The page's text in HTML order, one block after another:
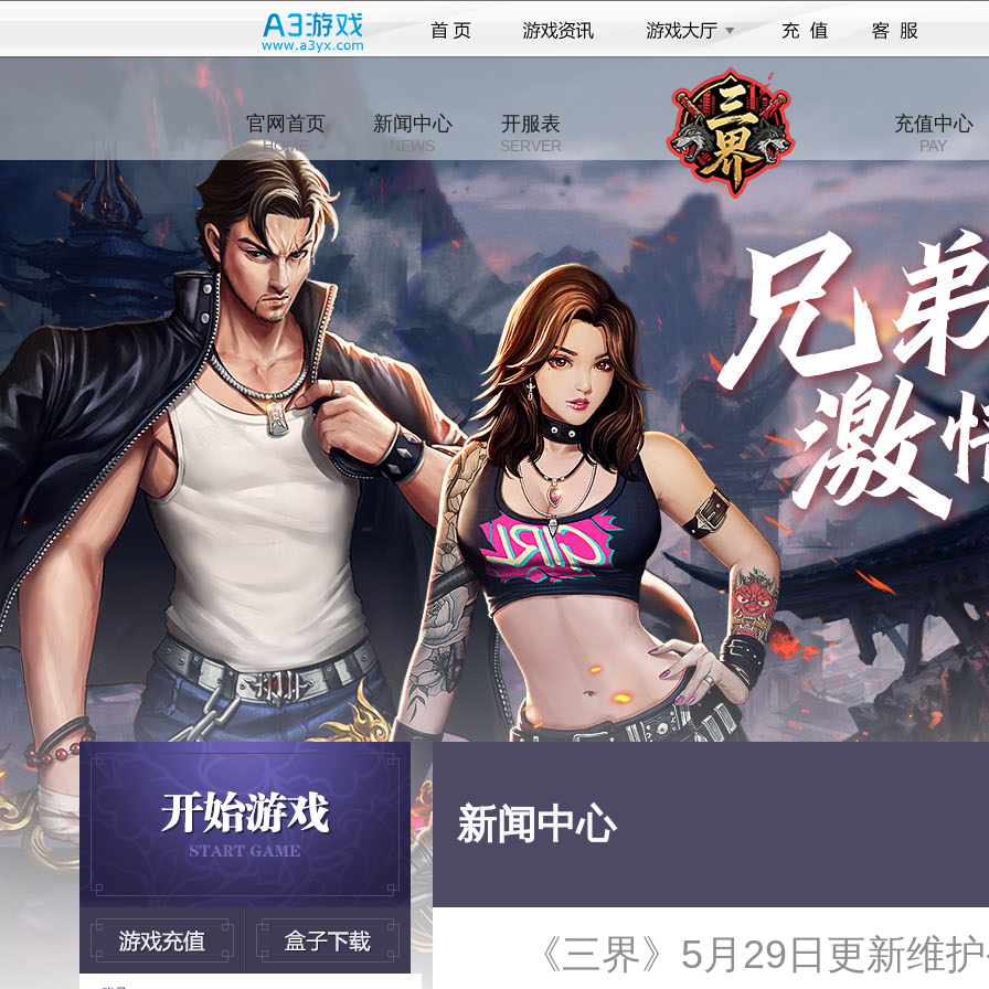
官网首页
HOME
新闻中心
NEWS
开服表
SERVER
充值中心
PAY
新闻中心
《三界》5月29日更新维